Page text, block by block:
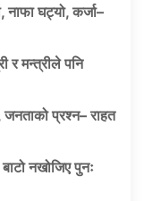
नाफा घट्यो, कर्जा–
र मन्त्रीले पनि
प्रश्न– राहत
नखोजिए पुनः